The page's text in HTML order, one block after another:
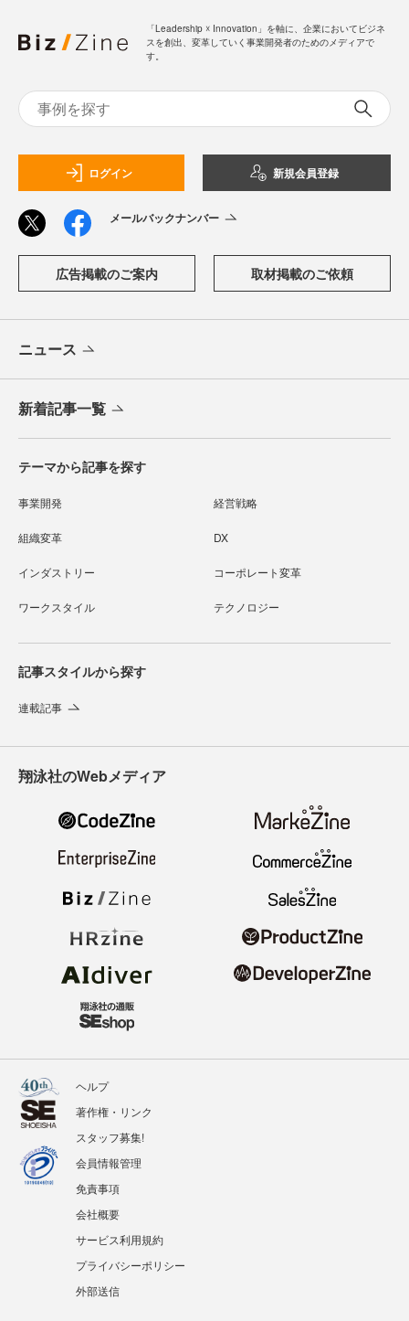
「Leadership ☓ Innovation」を軸に、企業においてビジネ
スを創出、変革していく事業開発者のためのメディアで
す。
ログイン 新規会員登録
メールバックナンバー
広告掲載のご案内 取材掲載のご依頼
ニュース
新着記事一覧
テーマから記事を探す
事業開発 経営戦略
組織変革 DX
インダストリー コーポレート変革
ワークスタイル テクノロジー
記事スタイルから探す
連載記事
翔泳社のWebメディア
ヘルプ
著作権・リンク
スタッフ募集!
会員情報管理
免責事項
会社概要
サービス利用規約
プライバシーポリシー
外部送信